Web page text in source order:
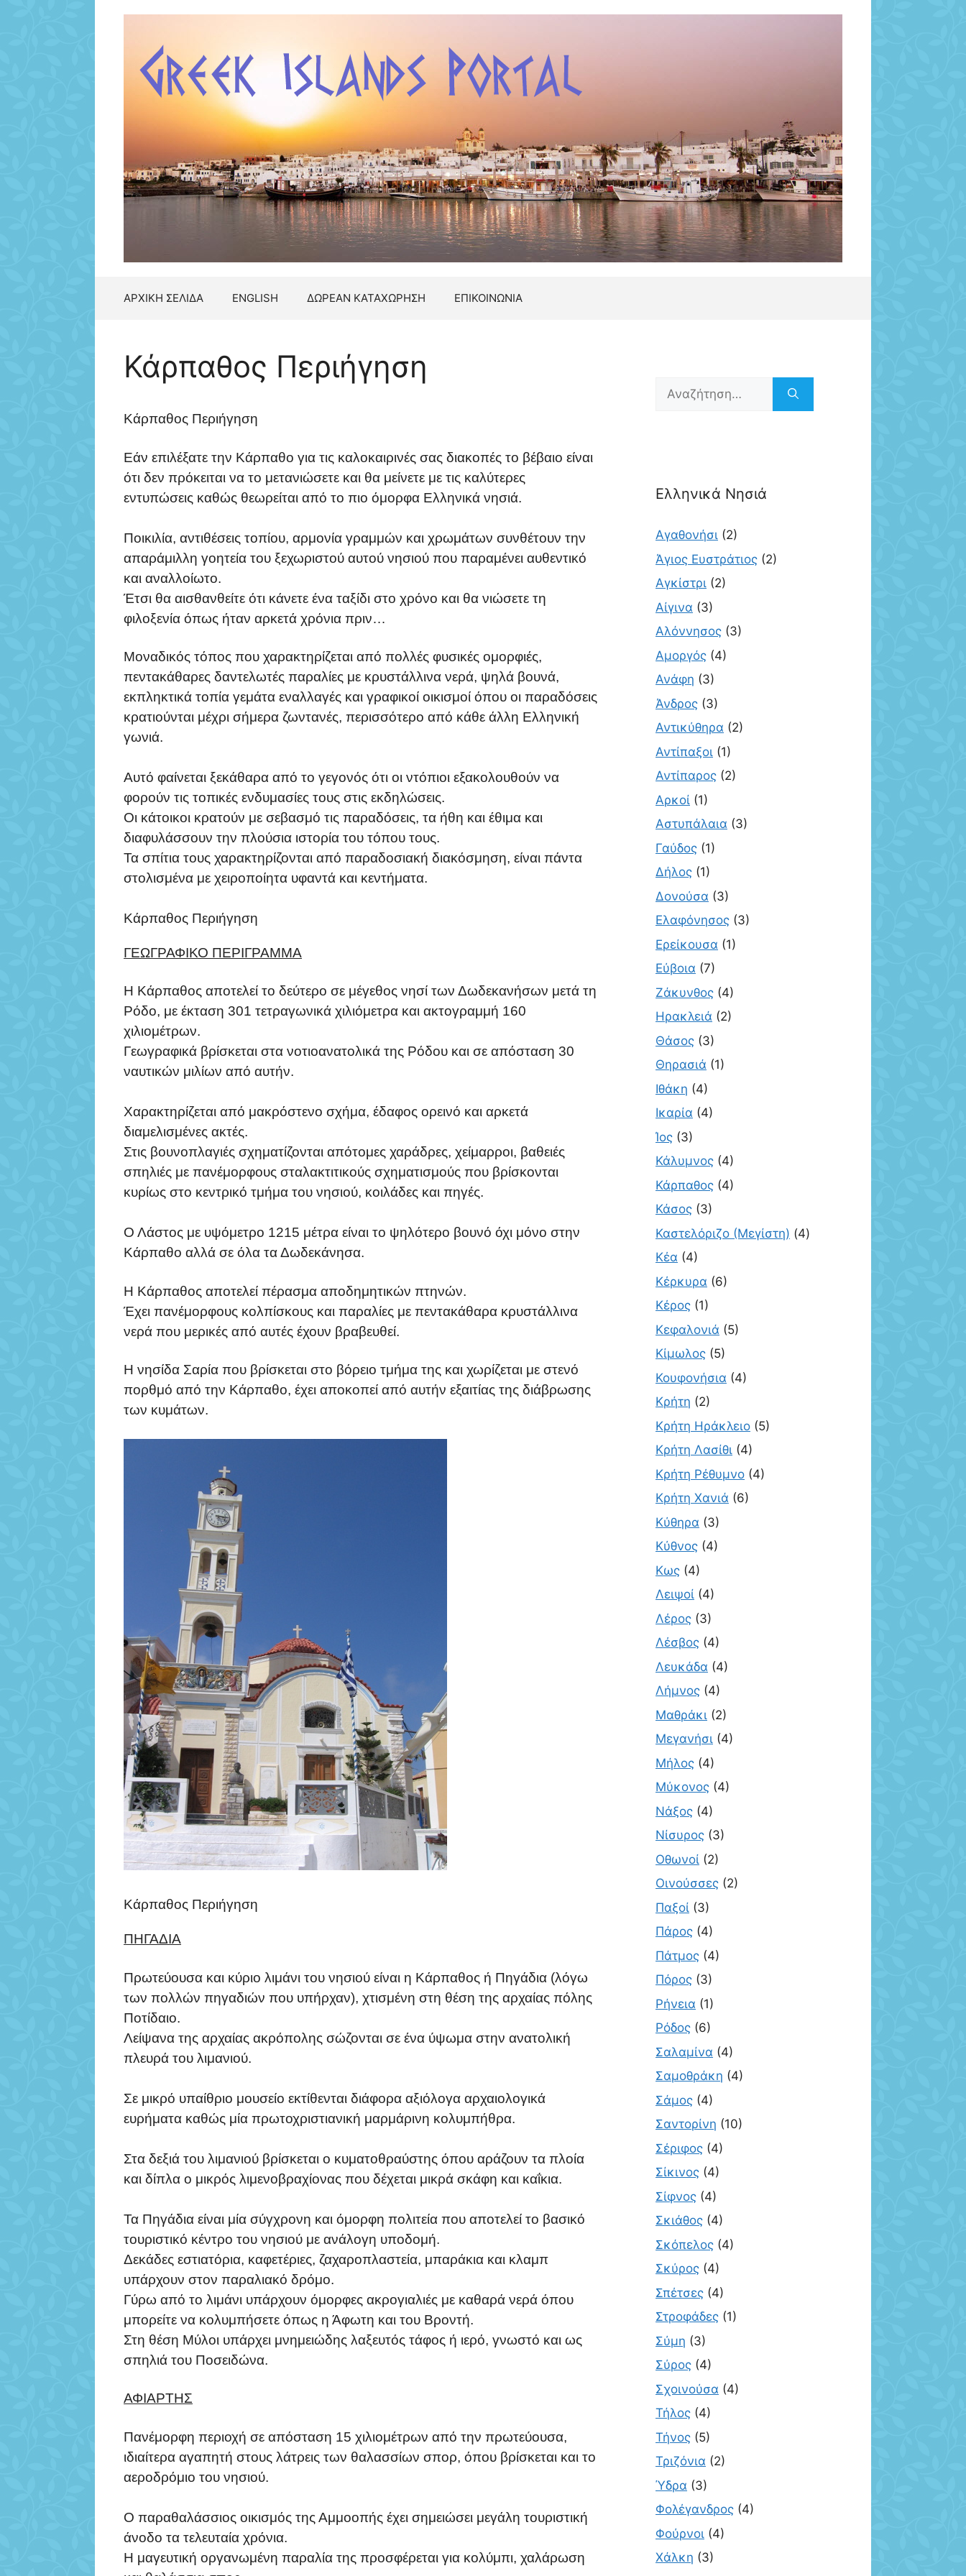
ΑΡΧΙΚΗ ΣΕΛΙΔΑ ENGLISH ΔΩΡΕΑΝ ΚΑΤΑΧΩΡΗΣΗ ΕΠΙΚΟΙΝΩΝΙΑ
Κάρπαθος Περιήγηση
Κάρπαθος Περιήγηση
Εάν επιλέξατε την Κάρπαθο για τις καλοκαιρινές σας διακοπές το βέβαιο είναι
ότι δεν πρόκειται να το μετανιώσετε και θα μείνετε με τις καλύτερες
εντυπώσεις καθώς θεωρείται από το πιο όμορφα Ελληνικά νησιά.
Ποικιλία, αντιθέσεις τοπίου, αρμονία γραμμών και χρωμάτων συνθέτουν την
απαράμιλλη γοητεία του ξεχωριστού αυτού νησιού που παραμένει αυθεντικό
και αναλλοίωτο.
Έτσι θα αισθανθείτε ότι κάνετε ένα ταξίδι στο χρόνο και θα νιώσετε τη
φιλοξενία όπως ήταν αρκετά χρόνια πριν…
Μοναδικός τόπος που χαρακτηρίζεται από πολλές φυσικές ομορφιές,
πεντακάθαρες δαντελωτές παραλίες με κρυστάλλινα νερά, ψηλά βουνά,
εκπληκτικά τοπία γεμάτα εναλλαγές και γραφικοί οικισμοί όπου οι παραδόσεις
κρατιούνται μέχρι σήμερα ζωντανές, περισσότερο από κάθε άλλη Ελληνική
γωνιά.
Αυτό φαίνεται ξεκάθαρα από το γεγονός ότι οι ντόπιοι εξακολουθούν να
φορούν τις τοπικές ενδυμασίες τους στις εκδηλώσεις.
Οι κάτοικοι κρατούν με σεβασμό τις παραδόσεις, τα ήθη και έθιμα και
διαφυλάσσουν την πλούσια ιστορία του τόπου τους.
Τα σπίτια τους χαρακτηρίζονται από παραδοσιακή διακόσμηση, είναι πάντα
στολισμένα με χειροποίητα υφαντά και κεντήματα.
Κάρπαθος Περιήγηση
ΓΕΩΓΡΑΦΙΚΟ ΠΕΡΙΓΡΑΜΜΑ
Η Κάρπαθος αποτελεί το δεύτερο σε μέγεθος νησί των Δωδεκανήσων μετά τη
Ρόδο, με έκταση 301 τετραγωνικά χιλιόμετρα και ακτογραμμή 160
χιλιομέτρων.
Γεωγραφικά βρίσκεται στα νοτιοανατολικά της Ρόδου και σε απόσταση 30
ναυτικών μιλίων από αυτήν.
Χαρακτηρίζεται από μακρόστενο σχήμα, έδαφος ορεινό και αρκετά
διαμελισμένες ακτές.
Στις βουνοπλαγιές σχηματίζονται απότομες χαράδρες, χείμαρροι, βαθειές
σπηλιές με πανέμορφους σταλακτιτικούς σχηματισμούς που βρίσκονται
κυρίως στο κεντρικό τμήμα του νησιού, κοιλάδες και πηγές.
Ο Λάστος με υψόμετρο 1215 μέτρα είναι το ψηλότερο βουνό όχι μόνο στην
Κάρπαθο αλλά σε όλα τα Δωδεκάνησα.
Η Κάρπαθος αποτελεί πέρασμα αποδημητικών πτηνών.
Έχει πανέμορφους κολπίσκους και παραλίες με πεντακάθαρα κρυστάλλινα
νερά που μερικές από αυτές έχουν βραβευθεί.
Η νησίδα Σαρία που βρίσκεται στο βόρειο τμήμα της και χωρίζεται με στενό
πορθμό από την Κάρπαθο, έχει αποκοπεί από αυτήν εξαιτίας της διάβρωσης
των κυμάτων.
Κάρπαθος Περιήγηση
ΠΗΓΑΔΙΑ
Πρωτεύουσα και κύριο λιμάνι του νησιού είναι η Κάρπαθος ή Πηγάδια (λόγω
των πολλών πηγαδιών που υπήρχαν), χτισμένη στη θέση της αρχαίας πόλης
Ποτίδαιο.
Λείψανα της αρχαίας ακρόπολης σώζονται σε ένα ύψωμα στην ανατολική
πλευρά του λιμανιού.
Σε μικρό υπαίθριο μουσείο εκτίθενται διάφορα αξιόλογα αρχαιολογικά
ευρήματα καθώς μία πρωτοχριστιανική μαρμάρινη κολυμπήθρα.
Στα δεξιά του λιμανιού βρίσκεται ο κυματοθραύστης όπου αράζουν τα πλοία
και δίπλα ο μικρός λιμενοβραχίονας που δέχεται μικρά σκάφη και καΐκια.
Τα Πηγάδια είναι μία σύγχρονη και όμορφη πολιτεία που αποτελεί το βασικό
τουριστικό κέντρο του νησιού με ανάλογη υποδομή.
Δεκάδες εστιατόρια, καφετέριες, ζαχαροπλαστεία, μπαράκια και κλαμπ
υπάρχουν στον παραλιακό δρόμο.
Γύρω από το λιμάνι υπάρχουν όμορφες ακρογιαλιές με καθαρά νερά όπου
μπορείτε να κολυμπήσετε όπως η Άφωτη και του Βροντή.
Στη θέση Μύλοι υπάρχει μνημειώδης λαξευτός τάφος ή ιερό, γνωστό και ως
σπηλιά του Ποσειδώνα.
ΑΦΙΑΡΤΗΣ
Πανέμορφη περιοχή σε απόσταση 15 χιλιομέτρων από την πρωτεύουσα,
ιδιαίτερα αγαπητή στους λάτρεις των θαλασσίων σπορ, όπου βρίσκεται και το
αεροδρόμιο του νησιού.
Ο παραθαλάσσιος οικισμός της Αμμοοπής έχει σημειώσει μεγάλη τουριστική
άνοδο τα τελευταία χρόνια.
Η μαγευτική οργανωμένη παραλία της προσφέρεται για κολύμπι, χαλάρωση
Αναζήτηση
Ελληνικά Νησιά
Αγαθονήσι (2)
Άγιος Ευστράτιος (2)
Αγκίστρι (2)
Αίγινα (3)
Αλόννησος (3)
Αμοργός (4)
Ανάφη (3)
Άνδρος (3)
Αντικύθηρα (2)
Αντίπαξοι (1)
Αντίπαρος (2)
Αρκοί (1)
Αστυπάλαια (3)
Γαύδος (1)
Δήλος (1)
Δονούσα (3)
Ελαφόνησος (3)
Ερείκουσα (1)
Εύβοια (7)
Ζάκυνθος (4)
Ηρακλειά (2)
Θάσος (3)
Θηρασιά (1)
Ιθάκη (4)
Ικαρία (4)
Ίος (3)
Κάλυμνος (4)
Κάρπαθος (4)
Κάσος (3)
Καστελόριζο (Μεγίστη) (4)
Κέα (4)
Κέρκυρα (6)
Κέρος (1)
Κεφαλονιά (5)
Κίμωλος (5)
Κουφονήσια (4)
Κρήτη (2)
Κρήτη Ηράκλειο (5)
Κρήτη Λασίθι (4)
Κρήτη Ρέθυμνο (4)
Κρήτη Χανιά (6)
Κύθηρα (3)
Κύθνος (4)
Κως (4)
Λειψοί (4)
Λέρος (3)
Λέσβος (4)
Λευκάδα (4)
Λήμνος (4)
Μαθράκι (2)
Μεγανήσι (4)
Μήλος (4)
Μύκονος (4)
Νάξος (4)
Νίσυρος (3)
Οθωνοί (2)
Οινούσσες (2)
Παξοί (3)
Πάρος (4)
Πάτμος (4)
Πόρος (3)
Ρήνεια (1)
Ρόδος (6)
Σαλαμίνα (4)
Σαμοθράκη (4)
Σάμος (4)
Σαντορίνη (10)
Σέριφος (4)
Σίκινος (4)
Σίφνος (4)
Σκιάθος (4)
Σκόπελος (4)
Σκύρος (4)
Σπέτσες (4)
Στροφάδες (1)
Σύμη (3)
Σύρος (4)
Σχοινούσα (4)
Τήλος (4)
Τήνος (5)
Τριζόνια (2)
Ύδρα (3)
Φολέγανδρος (4)
Φούρνοι (4)
Χάλκη (3)